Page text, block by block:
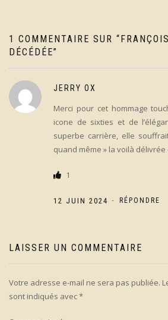
1 COMMENTAIRE SUR “
DÉCÉDÉE”
JERRY OX
Merci pour cet hommage
icone de sixties et de
superbe carrière, elle
quand même » la voilà
1
12 JUIN 2024 - RÉPONDRE
LAISSER UN COMMENTAIRE
Votre adresse e-mail ne sera pas publiée.
sont indiqués avec*